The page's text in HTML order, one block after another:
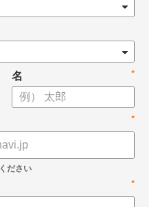
例
お役立てください。
*
名
*
*